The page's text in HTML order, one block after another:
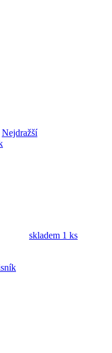
Nejdražší
skladem 1 ks